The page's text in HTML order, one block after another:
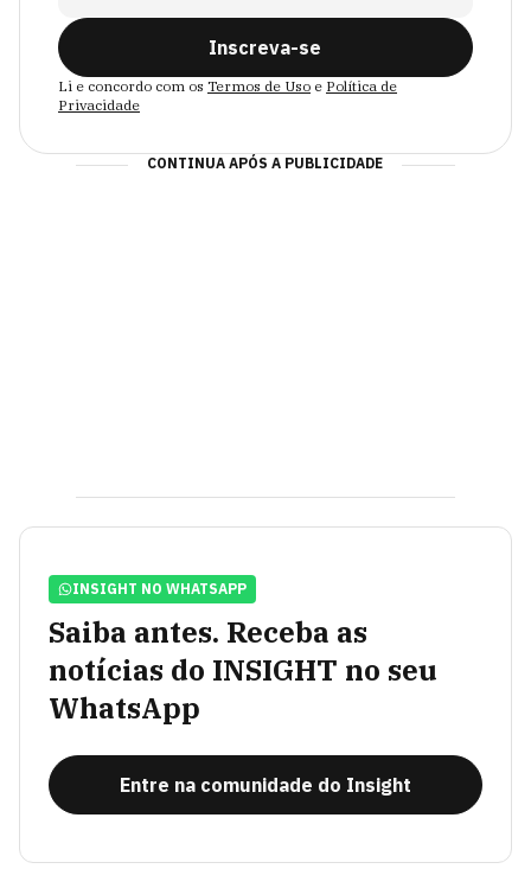
Inscreva-se
Li e concordo com os Termos de Uso e Política de
Privacidade
CONTINUA APÓS A PUBLICIDADE
INSIGHT NO WHATSAPP
Saiba antes. Receba as
notícias do INSIGHT no seu
WhatsApp
Entre na comunidade do Insight